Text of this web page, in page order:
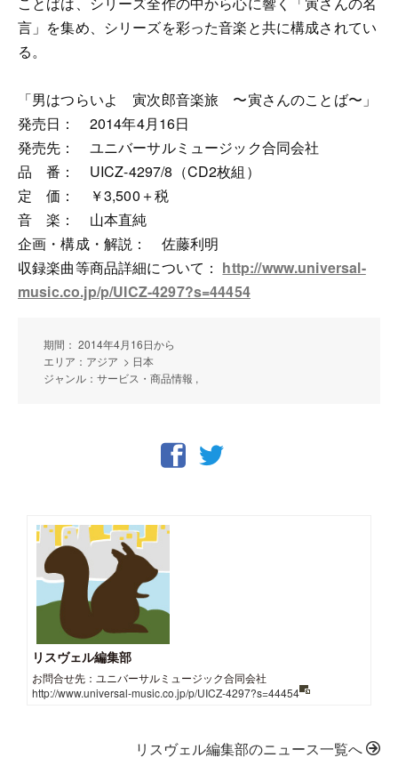
言」を集め、シリーズを彩った音楽と共に構成されてい
る。
「男はつらいよ 寅次郎音楽旅 〜寅さんのことば〜」
発売日： 2014年4月16日
発売先： ユニバーサルミュージック合同会社
品 番： UICZ-4297/8（CD2枚組）
定 価： ￥3,500＋税
音 楽： 山本直純
企画・構成・解説： 佐藤利明
収録楽曲等商品詳細について： http://www.universal-
music.co.jp/p/UICZ-4297?s=44454
期間： 2014年4月16日から
エリア：アジア > 日本
ジャンル：サービス・商品情報 ,
リスヴェル編集部
お問合せ先：ユニバーサルミュージック合同会社
http://www.universal-music.co.jp/p/UICZ-4297?s=44454
リスヴェル編集部のニュース一覧へ